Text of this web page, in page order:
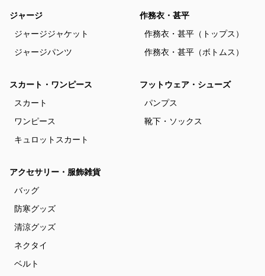
ジャージ
ジャージジャケット
ジャージパンツ
作務衣・甚平
作務衣・甚平（トップス）
作務衣・甚平（ボトムス）
スカート・ワンピース
スカート
ワンピース
キュロットスカート
フットウェア・シューズ
パンプス
靴下・ソックス
アクセサリー・服飾雑貨
バッグ
防寒グッズ
清涼グッズ
ネクタイ
ベルト